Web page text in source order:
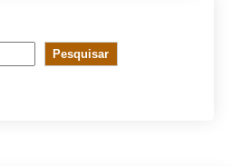
Pesquisar